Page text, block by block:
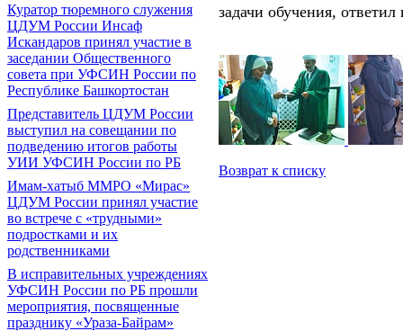
Куратор тюремного служения
ЦДУМ России Инсаф
Искандаров принял участие в
заседании Общественного
совета при УФСИН России по
Республике Башкортостан
Представитель ЦДУМ России
выступил на совещании по
подведению итогов работы
УИИ УФСИН России по РБ
Имам-хатыб ММРО «Мирас»
ЦДУМ России принял участие
во встрече с «трудными»
подростками и их
родственниками
В исправительных учреждениях
УФСИН России по РБ прошли
мероприятия, посвященные
празднику «Ураза-Байрам»
задачи обучения,
Возврат к списку